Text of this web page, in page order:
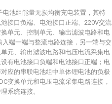
池组能量无损均衡充电装置，其特
接口负端、电池接口正端、220V交流
单元、控制单元、输出滤波电路和电
端一端与整流电路连接，另一端与交
元、输出滤波电路和电压电流采集电
有电池接口负端和电池接口正端；电
应的串联电池组中单体锂电池的负极
变换单元和电压电流采集电路连接，
系统连接。